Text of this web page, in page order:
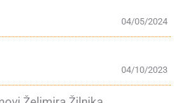
04/05/2024
04/10/2023